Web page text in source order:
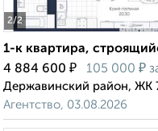
2/2
1-к квартира,
4 884 600 ₽ 105 000 ₽
Державинский район, ЖК
Агентство, 03.08.2026